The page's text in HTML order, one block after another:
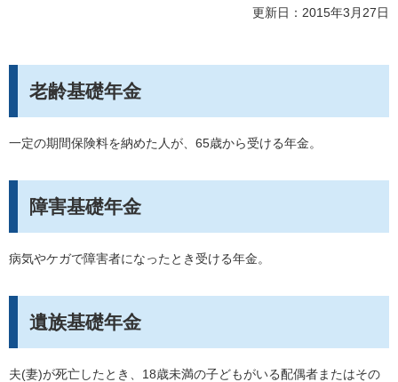
更新日：2015年3月27日
老齢基礎年金
一定の期間保険料を納めた人が、65歳から受ける年金。
障害基礎年金
病気やケガで障害者になったとき受ける年金。
遺族基礎年金
夫(妻)が死亡したとき、18歳未満の子どもがいる配偶者またはその